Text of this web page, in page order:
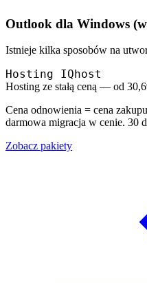
Outlook dla Windows
Istnieje kilka sposobów na
Hosting IQhost
Hosting ze stałą ceną — od
Cena odnowienia = cena
darmowa migracja w cenie. 30
Zobacz pakiety